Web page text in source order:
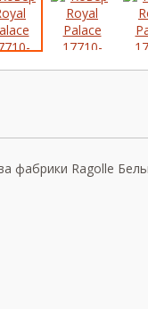
фабрики Ragolle